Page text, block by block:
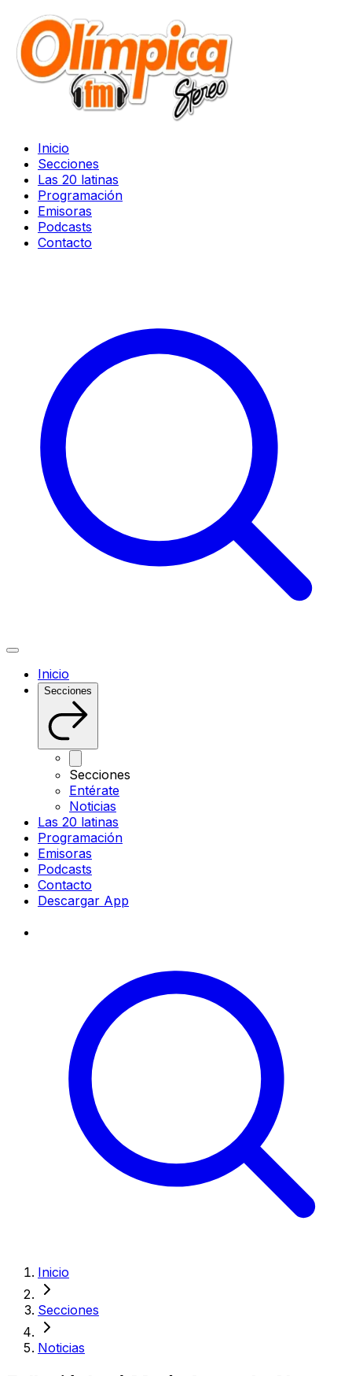
Inicio
Secciones
Las 20 latinas
Programación
Emisoras
Podcasts
Contacto
Inicio
Secciones
Secciones
Entérate
Noticias
Las 20 latinas
Programación
Emisoras
Podcasts
Contacto
Descargar App
Inicio
Secciones
Noticias